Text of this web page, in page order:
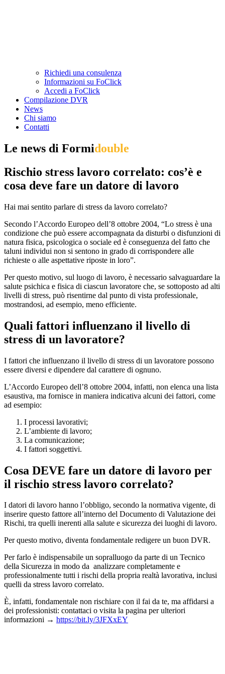
Richiedi una consulenza
Informazioni su FoClick
Accedi a FoClick
Compilazione DVR
News
Chi siamo
Contatti
Le news di Formidouble
Rischio stress lavoro correlato: cos’è e
cosa deve fare un datore di lavoro
Hai mai sentito parlare di stress da lavoro correlato?
Secondo l’Accordo Europeo dell’8 ottobre 2004, “Lo stress è una
condizione che può essere accompagnata da disturbi o disfunzioni di
natura fisica, psicologica o sociale ed è conseguenza del fatto che
taluni individui non si sentono in grado di corrispondere alle
richieste o alle aspettative riposte in loro”.
Per questo motivo, sul luogo di lavoro, è necessario salvaguardare la
salute psichica e fisica di ciascun lavoratore che, se sottoposto ad alti
livelli di stress, può risentirne dal punto di vista professionale,
mostrandosi, ad esempio, meno efficiente.
Quali fattori influenzano il livello di
stress di un lavoratore?
I fattori che influenzano il livello di stress di un lavoratore possono
essere diversi e dipendere dal carattere di ognuno.
L’Accordo Europeo dell’8 ottobre 2004, infatti, non elenca una lista
esaustiva, ma fornisce in maniera indicativa alcuni dei fattori, come
ad esempio:
I processi lavorativi;
L’ambiente di lavoro;
La comunicazione;
I fattori soggettivi.
Cosa DEVE fare un datore di lavoro per
il rischio stress lavoro correlato?
I datori di lavoro hanno l’obbligo, secondo la normativa vigente, di
inserire questo fattore all’interno del Documento di Valutazione dei
Rischi, tra quelli inerenti alla salute e sicurezza dei luoghi di lavoro.
Per questo motivo, diventa fondamentale redigere un buon DVR.
Per farlo è indispensabile un sopralluogo da parte di un Tecnico
della Sicurezza in modo da analizzare completamente e
professionalmente tutti i rischi della propria realtà lavorativa, inclusi
quelli da stress lavoro correlato.
È, infatti, fondamentale non rischiare con il fai da te, ma affidarsi a
dei professionisti: contattaci o visita la pagina per ulteriori
informazioni → https://bit.ly/3JFXxEY